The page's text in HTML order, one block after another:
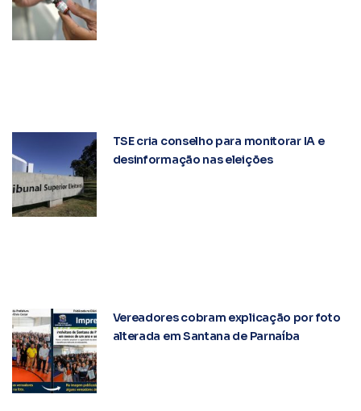
TSE cria conselho para monitorar IA e
desinformação nas eleições
Vereadores cobram explicação por foto
alterada em Santana de Parnaíba